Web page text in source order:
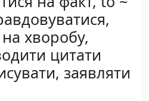
хворобу,
цитати
заявляти